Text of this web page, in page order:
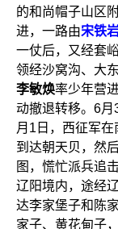
的和尚帽子山区
进，一路由宋铁
一仗后，又经套
领经沙窝沟、大
李敏焕率少年营
动撤退转移。6月
月1日，西征军在
到达朝天贝，然
图，慌忙派兵追
辽阳境内，途经
达李家堡子和陈
家子、黄花甸子